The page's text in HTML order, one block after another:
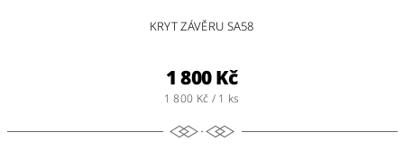
KRYT ZÁVĚRU SA58
1 800 Kč
1 800 Kč / 1 ks